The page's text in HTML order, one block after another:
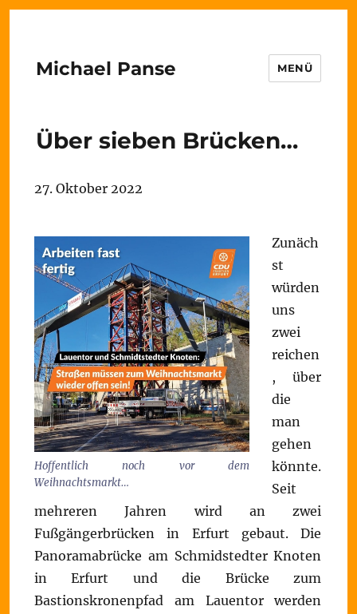
Michael Panse MENÜ
Über sieben Brücken…
27. Oktober 2022
Hoffentlich noch vor dem
Weihnachtsmarkt…
Zunäch
st
würden
uns
zwei
reichen
, über
die
man
gehen
könnte.
Seit
mehreren Jahren wird an zwei
Fußgängerbrücken in Erfurt gebaut. Die
Panoramabrücke am Schmidstedter Knoten
in Erfurt und die Brücke zum
Bastionskronenpfad am Lauentor werden